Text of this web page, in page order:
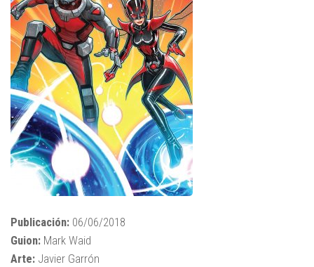
Publicación: 06/06/2018
Guion: Mark Waid
Arte: Javier Garrón